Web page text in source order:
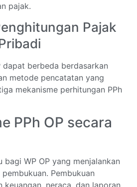
pajak.
Pajak
dapat berbeda berdasarkan
metode pencatatan yang
mekanisme perhitungan PPh
PPh OP secara
bagi WP OP yang menjalankan
Pembukuan